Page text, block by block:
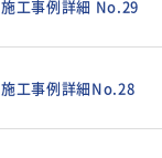
施工事例詳細 No.29
施工事例詳細No.28